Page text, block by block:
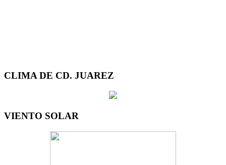
CLIMA DE CD. JUAREZ
VIENTO SOLAR